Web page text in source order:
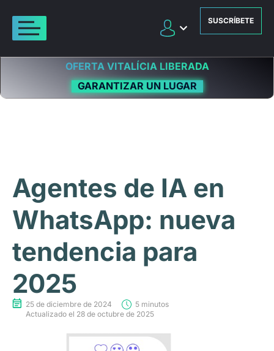
SUSCRÍBETE
OFERTA VITALÍCIA LIBERADA
GARANTIZAR UN LUGAR
Agentes de IA en
WhatsApp: nueva
tendencia para
2025
25 de diciembre de 2024
5 minutos
Actualizado el 28 de octubre de 2025